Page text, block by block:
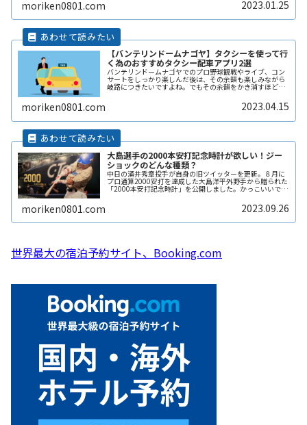
moriken0801.com 2023.01.25
【バンテリンドームナゴヤ】タクシーを使って行
く為のおすすめタクシー配車アプリ2選
バンテリンドームナゴヤでのプロ野球観戦やライブ、コン
サートをしっかり楽しんだ後は、その余韻も楽しみながら
岐路につきたいですよね。でもその余韻をかき消すほどの
理由にイベントの途中で帰りたくもReadMore...
moriken0801.com 2023.04.15
大島選手の2000本安打記念時計が欲しい！ジー
ショックのどんな種類？
中日の涌井秀章投手が自身の旧ツイッターを更新。８月に
プロ通算2000安打を達成した大島洋平外野手から贈られた
「2000本安打記念時計」を公開しました。かっこいいです
moriken0801.com 2023.09.26
世界最大の宿泊予約サイト、Booking.com